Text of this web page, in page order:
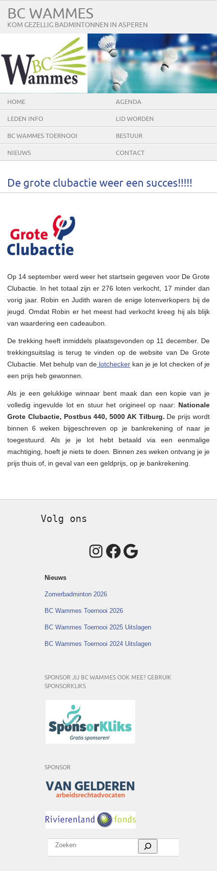
BC WAMMES
KOM GEZELLIG BADMINTONNEN IN ASPEREN
HOME AGENDA
LEDEN INFO LID WORDEN
BC WAMMES TOERNOOI BESTUUR
NIEUWS CONTACT
De grote clubactie weer een succes!!!!!
Op 14 september werd weer het startsein gegeven voor De Grote
Clubactie. In het totaal zijn er 276 loten verkocht, 17 minder dan
vorig jaar. Robin en Judith waren de enige lotenverkopers bij de
jeugd. Omdat Robin er het meest had verkocht kreeg hij als blijk
van waardering een cadeaubon.
De trekking heeft inmiddels plaatsgevonden op 11 december. De
trekkingsuitslag is terug te vinden op de website van De Grote
Clubactie. Met behulp van de lotchecker kan je je lot checken of je
een prijs heb gewonnen.
Als je een gelukkige winnaar bent maak dan een kopie van je
volledig ingevulde lot en stuur het origineel op naar: Nationale
Grote Clubactie, Postbus 440, 5000 AK Tilburg. De prijs wordt
binnen 6 weken bijgeschreven op je bankrekening of naar je
toegestuurd. Als je je lot hebt betaald via een eenmalige
machtiging, hoeft je niets te doen. Binnen zes weken ontvang je je
prijs thuis of, in geval van een geldprijs, op je bankrekening.
Volg ons
Instagram
Facebook
Google
Nieuws
Zomerbadminton 2026
BC Wammes Toernooi 2026
BC Wammes Toernooi 2025 Uitslagen
BC Wammes Toernooi 2024 Uitslagen
SPONSOR JIJ BC WAMMES OOK MEE? GEBRUIK
SPONSORKLIKS
SPONSOR
Zoeken